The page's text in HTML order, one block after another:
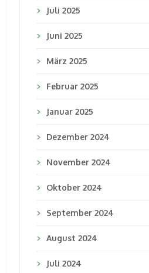
Juli 2025
Juni 2025
März 2025
Februar 2025
Januar 2025
Dezember 2024
November 2024
Oktober 2024
September 2024
August 2024
Juli 2024